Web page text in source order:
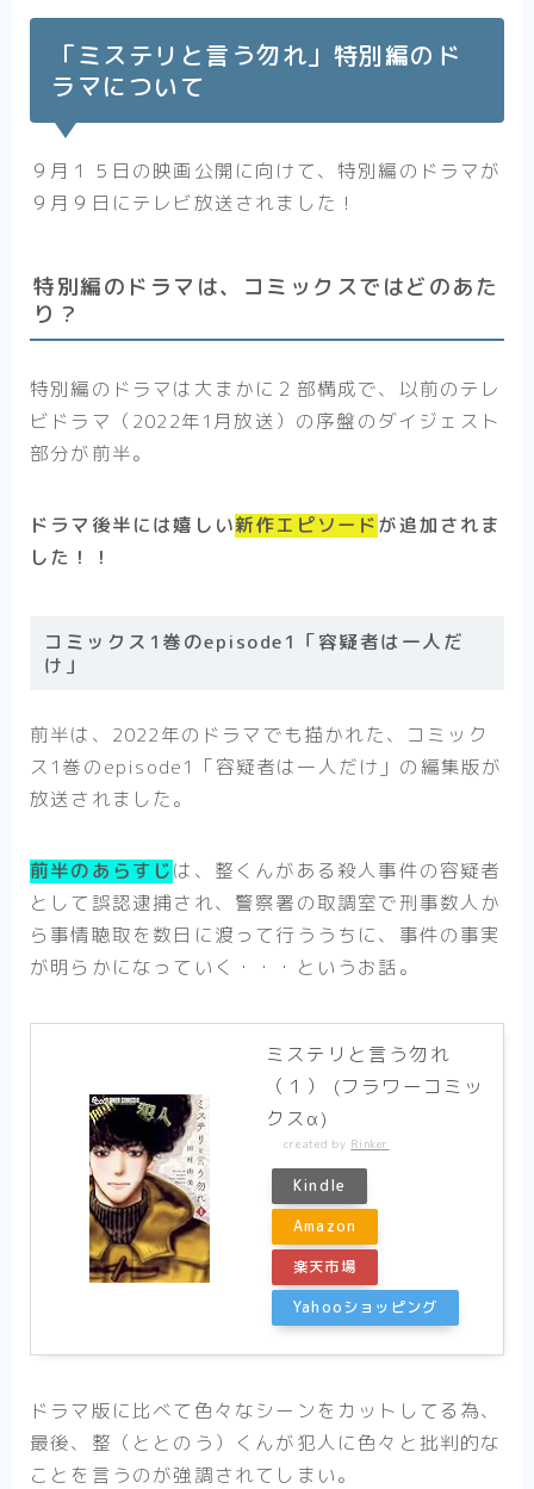
「ミステリと言う勿れ」特別編のド
ラマについて
９月１５日の映画公開に向けて、特別編のドラマが
９月９日にテレビ放送されました！
特別編のドラマは、コミックスではどのあた
り？
特別編のドラマは大まかに２部構成で、以前のテレ
ビドラマ（2022年1月放送）の序盤のダイジェスト
部分が前半。
ドラマ後半には嬉しい新作エピソードが追加されま
した！！
コミックス1巻のepisode1「容疑者は一人だ
け」
前半は、2022年のドラマでも描かれた、コミック
ス1巻のepisode1「容疑者は一人だけ」の編集版が
放送されました。
前半のあらすじは、整くんがある殺人事件の容疑者
として誤認逮捕され、警察署の取調室で刑事数人か
ら事情聴取を数日に渡って行ううちに、事件の事実
が明らかになっていく・・・というお話。
ミステリと言う勿れ
（１） (フラワーコミッ
クスα)
created by Rinker
Kindle
Amazon
楽天市場
Yahooショッピング
ドラマ版に比べて色々なシーンをカットしてる為、
最後、整（ととのう）くんが犯人に色々と批判的な
ことを言うのが強調されてしまい。